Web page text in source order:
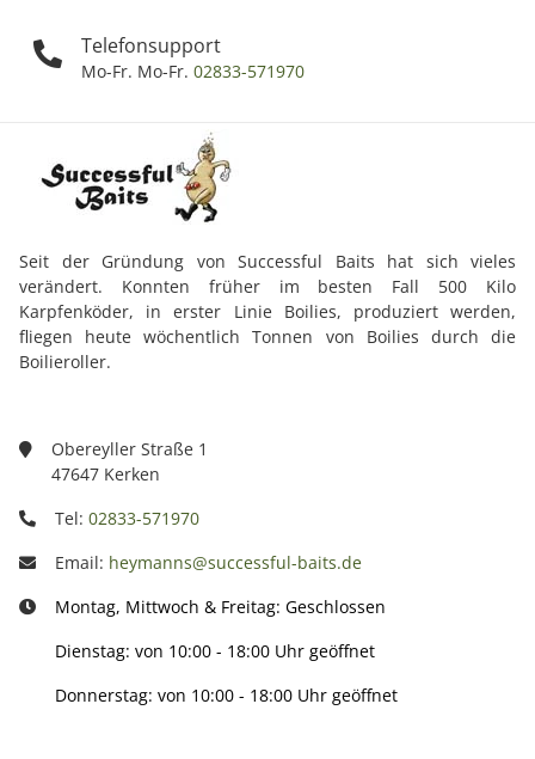
Telefonsupport
Mo-Fr. Mo-Fr. 02833-571970
Seit der Gründung von Successful Baits hat sich vieles
verändert. Konnten früher im besten Fall 500 Kilo
Karpfenköder, in erster Linie Boilies, produziert werden,
fliegen heute wöchentlich Tonnen von Boilies durch die
Boilieroller.
Obereyller Straße 1
47647 Kerken
Tel: 02833-571970
Email: heymanns@successful-baits.de
Montag, Mittwoch & Freitag: Geschlossen
Dienstag: von 10:00 - 18:00 Uhr geöffnet
Donnerstag: von 10:00 - 18:00 Uhr geöffnet